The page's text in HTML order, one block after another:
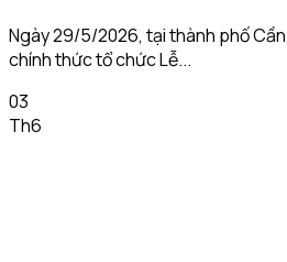
Ngày 29/5/2026, tại thành phố
chính thức tổ chức Lễ...
03
Th6